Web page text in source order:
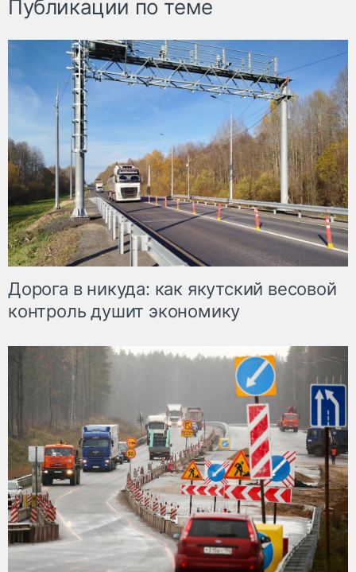
Публикации по теме
Дорога в никуда: как якутский весовой
контроль душит экономику